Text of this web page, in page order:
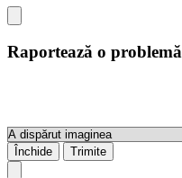
Raportează o problemă
Închide Trimite